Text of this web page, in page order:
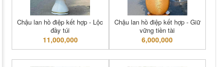
Chậu lan hồ điệp kết hợp - Lộc
đầy túi
11,000,000
Chậu lan hồ điệp kết hợp - Giữ
vững tiền tài
6,000,000